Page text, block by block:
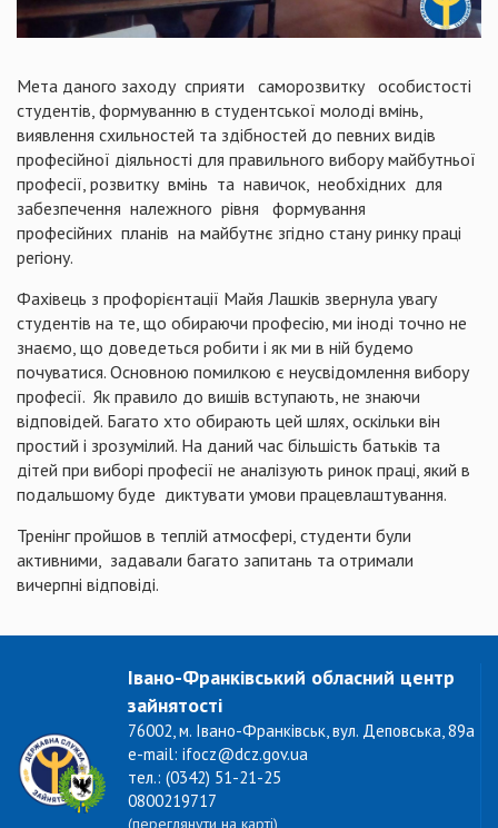
Мета даного заходу сприяти саморозвитку особистості
студентів, формуванню в студентської молоді вмінь,
виявлення схильностей та здібностей до певних видів
професійної діяльності для правильного вибору майбутньої
професії, розвитку вмінь та навичок, необхідних для
забезпечення належного рівня формування
професійних планів на майбутнє згідно стану ринку праці
регіону.
Фахівець з профорієнтації Майя Лашків звернула увагу
студентів на те, що обираючи професію, ми іноді точно не
знаємо, що доведеться робити і як ми в ній будемо
почуватися. Основною помилкою є неусвідомлення вибору
професії. Як правило до вишів вступають, не знаючи
відповідей. Багато хто обирають цей шлях, оскільки він
простий і зрозумілий. На даний час більшість батьків та
дітей при виборі професії не аналізують ринок праці, який в
подальшому буде диктувати умови працевлаштування.
Тренінг пройшов в теплій атмосфері, студенти були
активними, задавали багато запитань та отримали
вичерпні відповіді.
Івано-Франківський обласний центр
зайнятості
76002, м. Івано-Франківськ, вул. Деповська, 89а
e-mail: ifocz@dcz.gov.ua
тел.: (0342) 51-21-25
0800219717